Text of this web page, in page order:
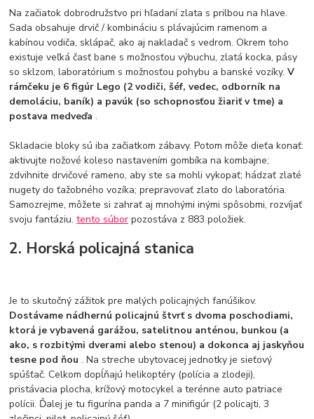
Na začiatok dobrodružstvo pri hľadaní zlata s prilbou na hlave.
Sada obsahuje drvič / kombináciu s plávajúcim ramenom a
kabínou vodiča, sklápač, ako aj nakladač s vedrom. Okrem toho
existuje veľká časť bane s možnosťou výbuchu, zlatá kocka, pásy
so sklzom, laboratórium s možnosťou pohybu a banské vozíky.V
rámčeku je 6 figúr Lego (2 vodiči, šéf, vedec, odborník na
demoláciu, baník) a pavúk (so schopnosťou žiariť v tme) a
postava medveďa.
Skladacie bloky sú iba začiatkom zábavy. Potom môže dieťa konať:
aktivujte nožové koleso nastavením gombíka na kombajne;
zdvihnite drvičové rameno, aby ste sa mohli vykopať; hádzať zlaté
nugety do ťažobného vozíka; prepravovať zlato do laboratória.
Samozrejme, môžete si zahrať aj mnohými inými spôsobmi, rozvíjať
svoju fantáziu.tento súbor pozostáva z 883 položiek.
2. Horská policajná stanica
Je to skutočný zážitok pre malých policajných fanúšikov.
Dostávame nádhernú policajnú štvrť s dvoma poschodiami,
ktorá je vybavená garážou, satelitnou anténou, bunkou (a
ako, s rozbitými dverami alebo stenou) a dokonca aj jaskyňou
tesne pod ňou. Na streche ubytovacej jednotky je sieťový
spúšťač. Celkom dopĺňajú helikoptéry (polícia a zlodeji),
pristávacia plocha, krížový motocykel a terénne auto patriace
polícii. Ďalej je tu figurína panda a 7 minifigúr (2 policajti, 3